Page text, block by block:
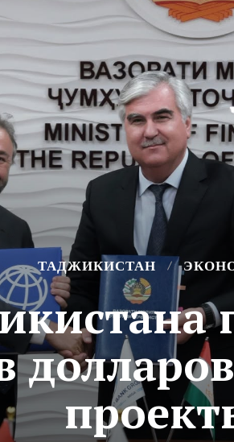
ТАДЖИКИСТАН